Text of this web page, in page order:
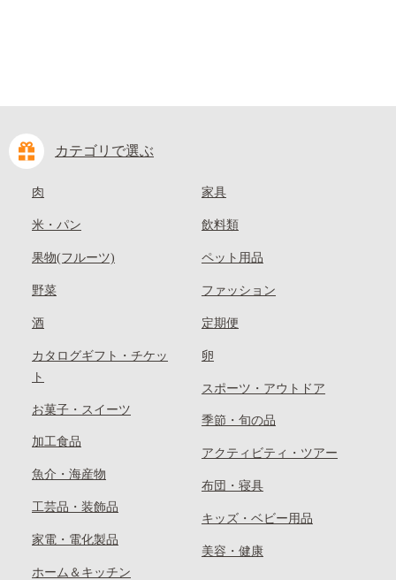
カテゴリで選ぶ
肉
米・パン
果物(フルーツ)
野菜
酒
カタログギフト・チケッ
ト
お菓子・スイーツ
加工食品
魚介・海産物
工芸品・装飾品
家電・電化製品
ホーム＆キッチン
家具
飲料類
ペット用品
ファッション
定期便
卵
スポーツ・アウトドア
季節・旬の品
アクティビティ・ツアー
布団・寝具
キッズ・ベビー用品
美容・健康